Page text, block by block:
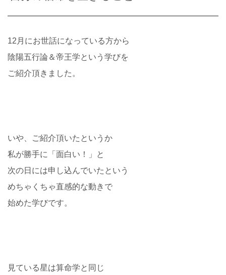
12月にお世話になっている方から
陰陽五行論＆帝王学という学びを
ご紹介頂きました。
いや、ご紹介頂いたというか
私が勝手に「面白い！」と
次の日には申し込んでいたという
めちゃくちゃ直感的な動きで
始めた学びです。
見ている星は算命学と同じ